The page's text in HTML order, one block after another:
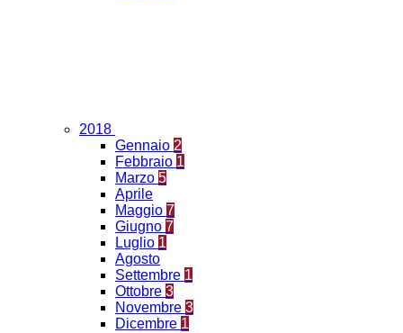
2018
Gennaio 2
Febbraio 1
Marzo 5
Aprile
Maggio 7
Giugno 7
Luglio 1
Agosto
Settembre 1
Ottobre 3
Novembre 3
Dicembre 1